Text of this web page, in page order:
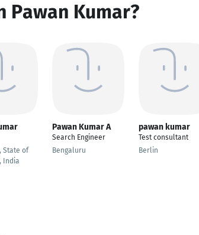
Pawan Kumar?
State of
India
Pawan Kumar A
Search Engineer
Bengaluru
pawan kumar
Test consultant
Berlin